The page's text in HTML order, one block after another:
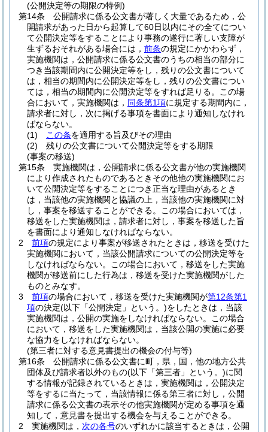
(公開決定等の期限の特例)
第14条
公開請求に係る公文書が著しく大量であるため，公
開請求があった日から起算して60日以内にその全てについ
て公開決定等をすることにより事務の遂行に著しい支障が
生ずるおそれがある場合には， 前条の規定にかかわらず，
実施機関は，公開請求に係る公文書のうちの相当の部分に
つき当該期間内に公開決定等をし，残りの公文書について
は，相当の期間内に公開決定等をし，残りの公文書につい
ては，相当の期間内に公開決定等をすれば足りる。
この場
合において，実施機関は， 同条第1項に規定する期間内に，
請求者に対し，次に掲げる事項を書面により通知しなけれ
ばならない。
(1)
この条を適用する旨及びその理由
(2)
残りの公文書について公開決定等をする期限
(事案の移送)
第15条
実施機関は，公開請求に係る公文書が他の実施機関
により作成されたものであるときその他他の実施機関にお
いて公開決定等をすることにつき正当な理由があるとき
は，当該他の実施機関と協議の上，当該他の実施機関に対
し，事案を移送することができる。
この場合においては，
移送をした実施機関は，請求者に対し，事案を移送した旨
を書面により通知しなければならない。
2
前項の規定により事案が移送されたときは，移送を受けた
実施機関において，当該公開請求についての公開決定等を
しなければならない。
この場合において，移送をした実施
機関が移送前にした行為は，移送を受けた実施機関がした
ものとみなす。
3
前項の場合において，移送を受けた実施機関が第12条第1
項の決定(以下「公開決定」という。)をしたときは，当該
実施機関は，公開の実施をしなければならない。
この場合
において，移送をした実施機関は，当該公開の実施に必要
な協力をしなければならない。
(第三者に対する意見書提出の機会の付与等)
第16条
公開請求に係る公文書に町，県，国，他の地方公共
団体及び請求者以外のもの(以下「第三者」という。)に関
する情報が記録されているときは，実施機関は，公開決定
等をするに当たって，当該情報に係る第三者に対し，公開
請求に係る公文書の表示その他実施機関が定める事項を通
知して，意見書を提出する機会を与えることができる。
2
実施機関は， 次の各号のいずれかに該当するときは，公開